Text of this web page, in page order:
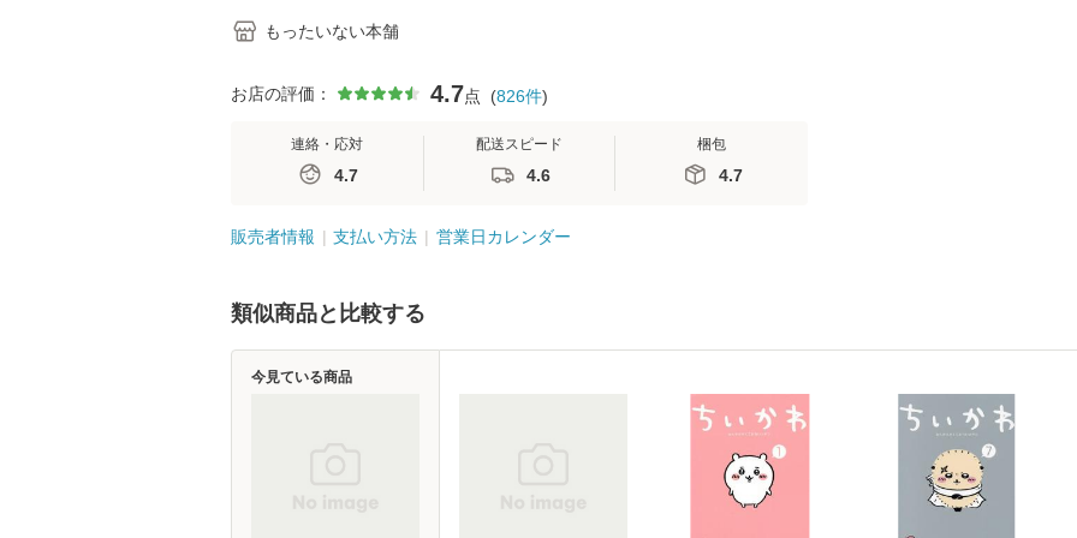
もったいない本舗
お店の評価： 4.7点 (826件)
連絡・応対
4.7
配送スピード
4.6
梱包
4.7
販売者情報 支払い方法 営業日カレンダー
類似商品と比較する
今見ている商品